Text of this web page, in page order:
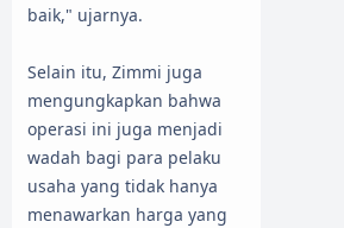
baik," ujarnya.
Selain itu, Zimmi juga
mengungkapkan bahwa
operasi ini juga menjadi
wadah bagi para pelaku
usaha yang tidak hanya
menawarkan harga yang